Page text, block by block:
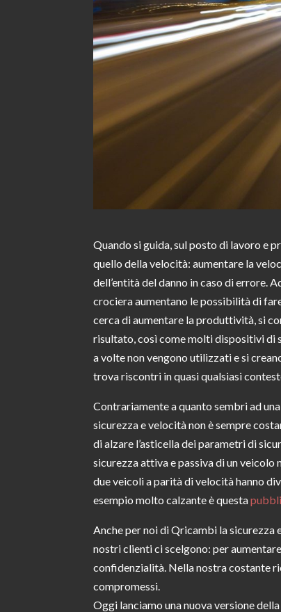
Quando si guida, sul posto di lavoro e
quello della velocità: aumentare la
dell’entità del danno in caso di errore.
crociera aumentano le possibilità di
cerca di aumentare la produttività, si
risultato, così come molti dispositivi di
a volte non vengono utilizzati e si
trova riscontri in quasi qualsiasi
Contrariamente a quanto sembri ad
sicurezza e velocità non è sempre
di alzare l’asticella dei parametri di
sicurezza attiva e passiva di un veicolo
due veicoli a parità di velocità hanno
esempio molto calzante è questa
Anche per noi di Qricambi la
nostri clienti ci scelgono: per
confidenzialità. Nella nostra costante
compromessi.
Oggi lanciamo una nuova versione